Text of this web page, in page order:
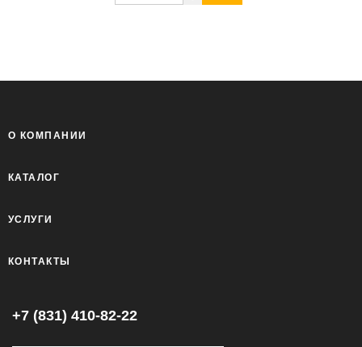
О КОМПАНИИ
КАТАЛОГ
УСЛУГИ
КОНТАКТЫ
+7 (831) 410-82-22